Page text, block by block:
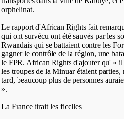
orphelinat.
Le rapport d'African Rights fait
qui ont survécu ont été sauvés par les
Rwandais qui se battaient contre les
gagner le contrôle de la région, une
le FPR. African Rights d'ajouter qu' « il
les troupes de la Minuar étaient parties,
tard, beaucoup plus de personnes
».
La France tirait les ficelles